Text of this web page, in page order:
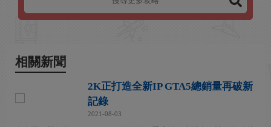
相關新聞
2K正打造全新IP GTA5總銷量再破新
記錄
2021-08-03